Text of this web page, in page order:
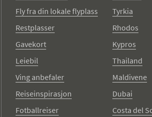
Fly fra din lokale flyplass
Restplasser
Gavekort
Leiebil
Ving anbefaler
Reiseinspirasjon
Fotballreiser
Tyrkia
Rhodos
Kypros
Thailand
Maldivene
Dubai
Costa del